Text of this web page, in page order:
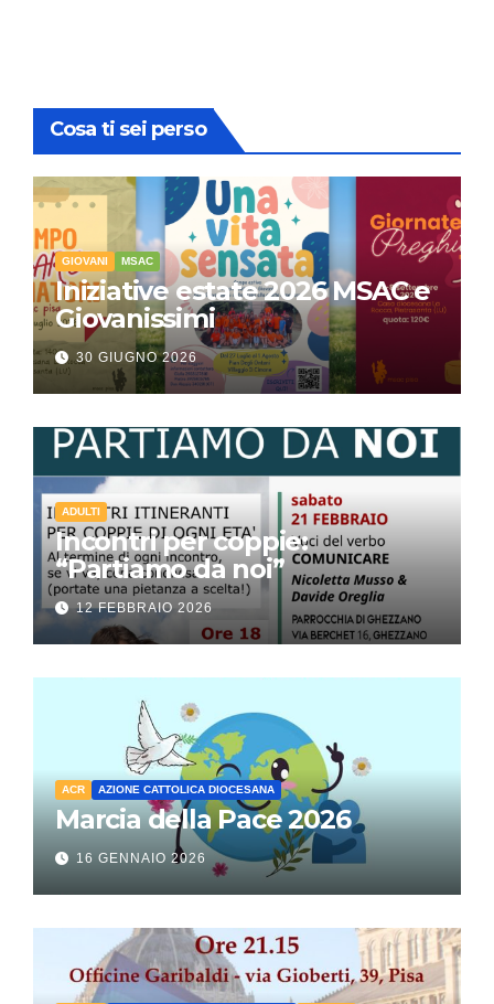
Cosa ti sei perso
GIOVANI MSAC
Iniziative estate 2026 MSAC e
Giovanissimi
30 GIUGNO 2026
ADULTI
Incontri per coppie:
“Partiamo da noi”
12 FEBBRAIO 2026
ACR AZIONE CATTOLICA DIOCESANA
Marcia della Pace 2026
16 GENNAIO 2026